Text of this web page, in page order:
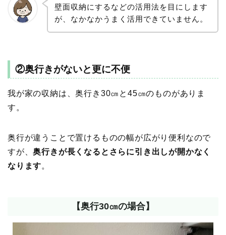
壁面収納にするなどの活用法を目にします
が、なかなかうまく活用できていません。
②奥行きがないと更に不便
我が家の収納は、奥行き30㎝と45㎝のものがありま
す。
奥行が違うことで置けるものの幅が広がり便利なので
すが、奥行きが長くなるとさらに引き出しが開かなく
なります。
【奥行30㎝の場合】